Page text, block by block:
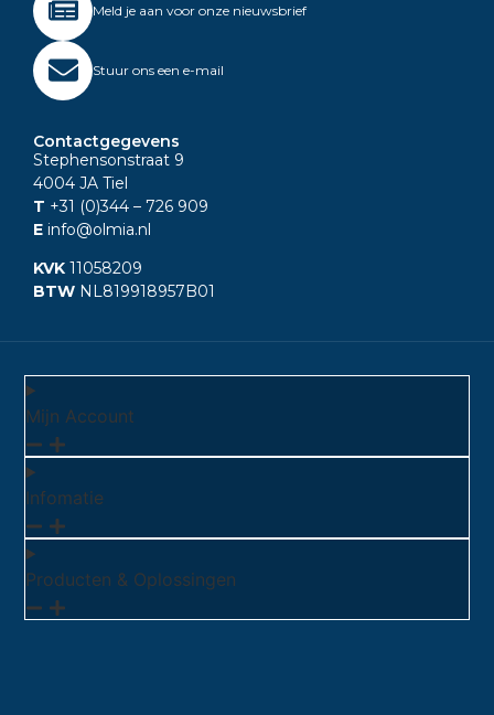
Meld je aan voor onze nieuwsbrief
Stuur ons een e-mail
Contactgegevens
Stephensonstraat 9
4004 JA Tiel
T +31 (0)344 – 726 909
E info@olmia.nl
KVK 11058209
BTW NL819918957B01
Mijn Account
Infomatie
Producten & Oplossingen